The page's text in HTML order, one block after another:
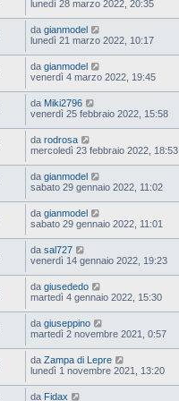
lunedì 28 marzo 2022, 20:35
da gianmodel
lunedì 21 marzo 2022, 10:17
da gianmodel
venerdì 4 marzo 2022, 19:45
da Miki2796
venerdì 25 febbraio 2022, 15:58
da rodrosa
mercoledì 23 febbraio 2022, 18:53
da gianmodel
sabato 29 gennaio 2022, 11:02
da gianmodel
sabato 29 gennaio 2022, 11:01
da sal727
venerdì 14 gennaio 2022, 19:23
da giusededo
martedì 4 gennaio 2022, 15:30
da giuseppino
martedì 2 novembre 2021, 0:57
da Zampa di Lepre
lunedì 1 novembre 2021, 13:20
da Fidax